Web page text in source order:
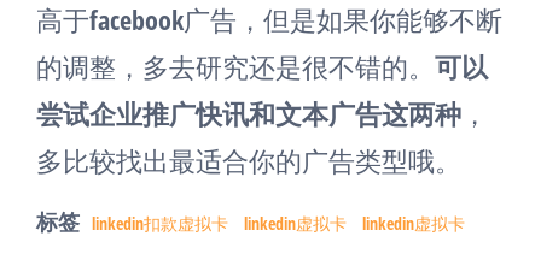
高于facebook广告，但是如果你能够不断
的调整，多去研究还是很不错的。 可以
尝试企业推广快讯和文本广告这两种 ，
多比较找出最适合你的广告类型哦。
标签 linkedin扣款虚拟卡 linkedin虚拟卡 linkedin虚拟卡